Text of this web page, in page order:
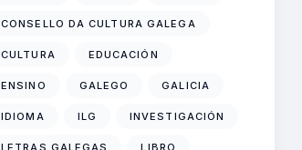
CONSELLO DA CULTURA GALEGA
CULTURA EDUCACIÓN
ENSINO GALEGO GALICIA
IDIOMA ILG INVESTIGACIÓN
LETRAS GALEGAS LIBRO